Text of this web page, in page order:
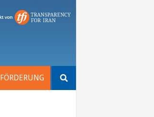
FÖRDERUNG
nach: